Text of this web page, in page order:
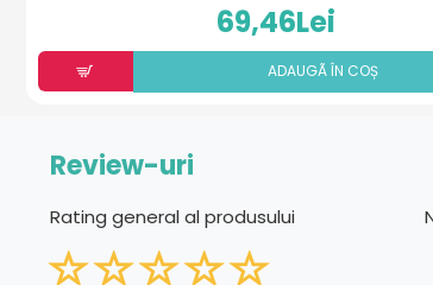
69,46Lei
ADAUGÃ ÎN COȘ
Review-uri
Rating general al produsului